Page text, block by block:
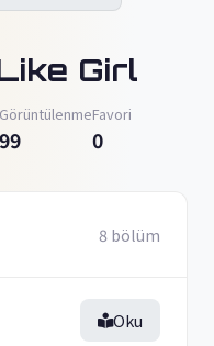
Girl
Görüntülenme
99
Favori
0
8 bölüm
Oku